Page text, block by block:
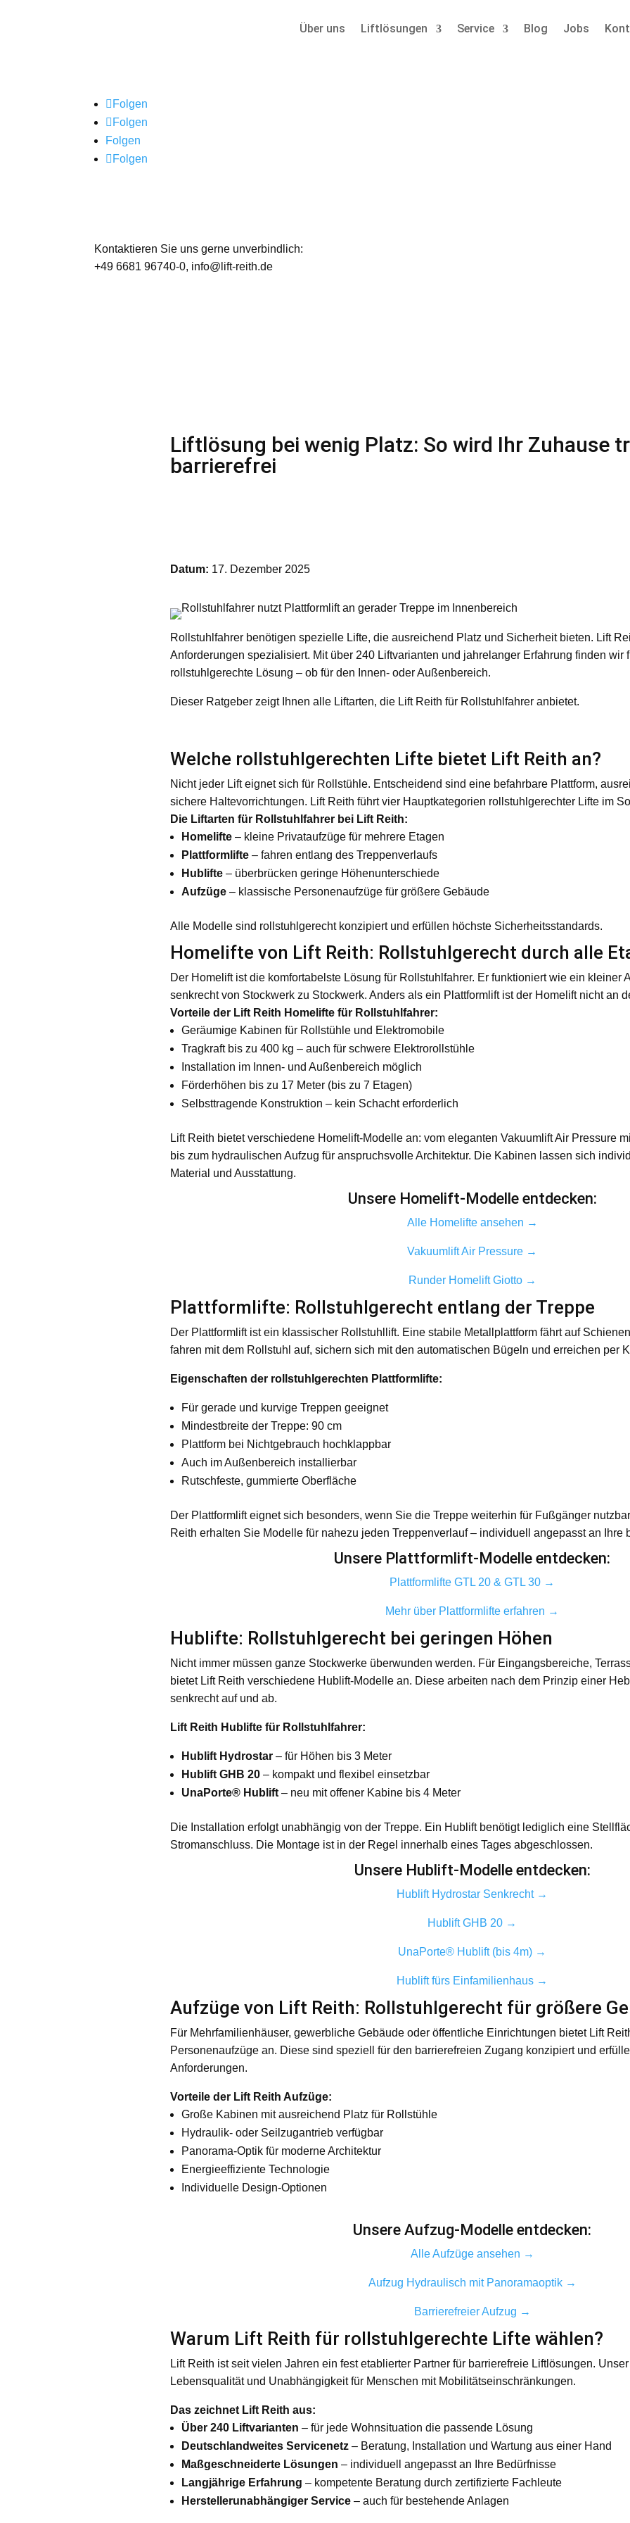
Über uns Liftlösungen Service Blog Jobs
Folgen
Folgen
Folgen
Folgen
Kontaktieren Sie uns gerne unverbindlich:
+49 6681 96740-0, info@lift-reith.de
Liftlösung bei wenig Platz: So wird Ihr Zuhause
barrierefrei
Datum: 17. Dezember 2025
Rollstuhlfahrer benötigen spezielle Lifte, die ausreichend Platz und Sicherheit bieten. Lift
Anforderungen spezialisiert. Mit über 240 Liftvarianten und jahrelanger Erfahrung finden wir
rollstuhlgerechte Lösung – ob für den Innen- oder Außenbereich.
Dieser Ratgeber zeigt Ihnen alle Liftarten, die Lift Reith für Rollstuhlfahrer anbietet.
Welche rollstuhlgerechten Lifte bietet Lift Reith an?
Nicht jeder Lift eignet sich für Rollstühle. Entscheidend sind eine befahrbare Plattform,
sichere Haltevorrichtungen. Lift Reith führt vier Hauptkategorien rollstuhlgerechter Lifte im
Die Liftarten für Rollstuhlfahrer bei Lift Reith:
Homelifte– kleine Privataufzüge für mehrere Etagen
Plattformlifte– fahren entlang des Treppenverlaufs
Hublifte– überbrücken geringe Höhenunterschiede
Aufzüge– klassische Personenaufzüge für größere Gebäude
Alle Modelle sind rollstuhlgerecht konzipiert und erfüllen höchste Sicherheitsstandards.
Homelifte von Lift Reith: Rollstuhlgerecht durch alle
Der Homelift ist die komfortabelste Lösung für Rollstuhlfahrer. Er funktioniert wie ein kleiner
senkrecht von Stockwerk zu Stockwerk. Anders als ein Plattformlift ist der Homelift nicht an
Vorteile der Lift Reith Homelifte für Rollstuhlfahrer:
Geräumige Kabinen für Rollstühle und Elektromobile
Tragkraft bis zu 400 kg – auch für schwere Elektrorollstühle
Installation im Innen- und Außenbereich möglich
Förderhöhen bis zu 17 Meter (bis zu 7 Etagen)
Selbsttragende Konstruktion – kein Schacht erforderlich
Lift Reith bietet verschiedene Homelift-Modelle an: vom eleganten Vakuumlift Air Pressure
bis zum hydraulischen Aufzug für anspruchsvolle Architektur. Die Kabinen lassen sich
Material und Ausstattung.
Unsere Homelift-Modelle entdecken:
Alle Homelifte ansehen →
Vakuumlift Air Pressure →
Runder Homelift Giotto →
Plattformlifte: Rollstuhlgerecht entlang der Treppe
Der Plattformlift ist ein klassischer Rollstuhllift. Eine stabile Metallplattform fährt auf
fahren mit dem Rollstuhl auf, sichern sich mit den automatischen Bügeln und erreichen per
Eigenschaften der rollstuhlgerechten Plattformlifte:
Für gerade und kurvige Treppen geeignet
Mindestbreite der Treppe: 90 cm
Plattform bei Nichtgebrauch hochklappbar
Auch im Außenbereich installierbar
Rutschfeste, gummierte Oberfläche
Der Plattformlift eignet sich besonders, wenn Sie die Treppe weiterhin für Fußgänger
Reith erhalten Sie Modelle für nahezu jeden Treppenverlauf – individuell angepasst an Ihre
Unsere Plattformlift-Modelle entdecken:
Plattformlifte GTL 20 & GTL 30 →
Mehr über Plattformlifte erfahren →
Hublifte: Rollstuhlgerecht bei geringen Höhen
Nicht immer müssen ganze Stockwerke überwunden werden. Für Eingangsbereiche,
bietet Lift Reith verschiedene Hublift-Modelle an. Diese arbeiten nach dem Prinzip einer
senkrecht auf und ab.
Lift Reith Hublifte für Rollstuhlfahrer:
Hublift Hydrostar– für Höhen bis 3 Meter
Hublift GHB 20– kompakt und flexibel einsetzbar
UnaPorte® Hublift– neu mit offener Kabine bis 4 Meter
Die Installation erfolgt unabhängig von der Treppe. Ein Hublift benötigt lediglich eine
Stromanschluss. Die Montage ist in der Regel innerhalb eines Tages abgeschlossen.
Unsere Hublift-Modelle entdecken:
Hublift Hydrostar Senkrecht →
Hublift GHB 20 →
UnaPorte® Hublift (bis 4m) →
Hublift fürs Einfamilienhaus →
Aufzüge von Lift Reith: Rollstuhlgerecht für größere
Für Mehrfamilienhäuser, gewerbliche Gebäude oder öffentliche Einrichtungen bietet Lift
Personenaufzüge an. Diese sind speziell für den barrierefreien Zugang konzipiert und
Anforderungen.
Vorteile der Lift Reith Aufzüge:
Große Kabinen mit ausreichend Platz für Rollstühle
Hydraulik- oder Seilzugantrieb verfügbar
Panorama-Optik für moderne Architektur
Energieeffiziente Technologie
Individuelle Design-Optionen
Unsere Aufzug-Modelle entdecken:
Alle Aufzüge ansehen →
Aufzug Hydraulisch mit Panoramaoptik →
Barrierefreier Aufzug →
Warum Lift Reith für rollstuhlgerechte Lifte wählen?
Lift Reith ist seit vielen Jahren ein fest etablierter Partner für barrierefreie Liftlösungen. Unser
Lebensqualität und Unabhängigkeit für Menschen mit Mobilitätseinschränkungen.
Das zeichnet Lift Reith aus:
Über 240 Liftvarianten – für jede Wohnsituation die passende Lösung
Deutschlandweites Servicenetz– Beratung, Installation und Wartung aus einer Hand
Maßgeschneiderte Lösungen – individuell angepasst an Ihre Bedürfnisse
Langjährige Erfahrung – kompetente Beratung durch zertifizierte Fachleute
Herstellerunabhängiger Service– auch für bestehende Anlagen